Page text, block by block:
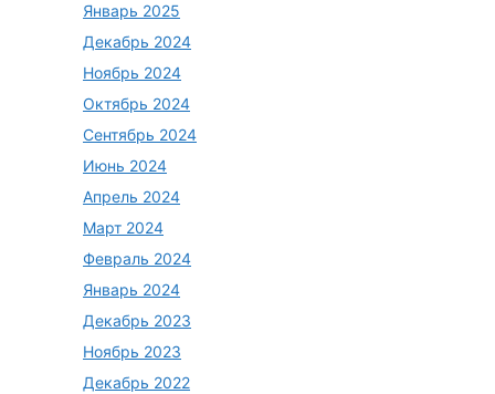
Январь 2025
Декабрь 2024
Ноябрь 2024
Октябрь 2024
Сентябрь 2024
Июнь 2024
Апрель 2024
Март 2024
Февраль 2024
Январь 2024
Декабрь 2023
Ноябрь 2023
Декабрь 2022